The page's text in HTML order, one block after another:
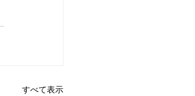
すべて表示